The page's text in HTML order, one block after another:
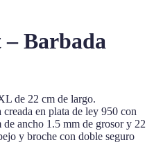
Barbada
de 22 cm de largo.
en plata de ley 950 con
ancho 1.5 mm de grosor y 22
y broche con doble seguro